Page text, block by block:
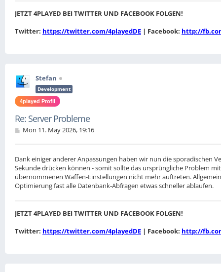
JETZT 4PLAYED BEI TWITTER UND FACEBOOK FOLGEN!
Twitter: https://twitter.com/4playedDE | Facebook: http://
Stefan
Development
4played Profil
Re: Server Probleme
PMon 11. May 2026, 19:16
Dank einiger anderer Anpassungen haben wir nun die sporadischen
Sekunde drücken können - somit sollte das ursprüngliche Problem
übernommenen Waffen-Einstellungen nicht mehr auftreten.
Optimierung fast alle Datenbank-Abfragen etwas schneller ablaufen.
JETZT 4PLAYED BEI TWITTER UND FACEBOOK FOLGEN!
Twitter: https://twitter.com/4playedDE | Facebook: http://